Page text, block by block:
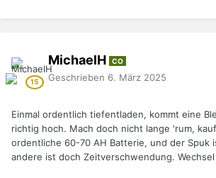
MichaelH CO
Geschrieben 6. März 2025
Einmal ordentlich tiefentladen, kommt eine
richtig hoch. Mach doch nicht lange 'rum,
ordentliche 60-70 AH Batterie, und der Spuk
andere ist doch Zeitverschwendung.